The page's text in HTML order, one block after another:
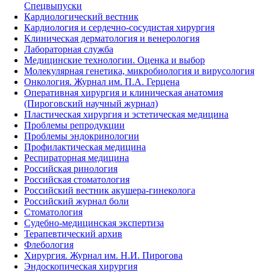
Спецвыпуски
Кардиологический вестник
Кардиология и сердечно-сосудистая хирургия
Клиническая дерматология и венерология
Лабораторная служба
Медицинские технологии. Оценка и выбор
Молекулярная генетика, микробиология и вирусология
Онкология. Журнал им. П.А. Герцена
Оперативная хирургия и клиническая анатомия
(Пироговский научный журнал)
Пластическая хирургия и эстетическая медицина
Проблемы репродукции
Проблемы эндокринологии
Профилактическая медицина
Респираторная медицина
Российская ринология
Российская стоматология
Российский вестник акушера-гинеколога
Российский журнал боли
Стоматология
Судебно-медицинская экспертиза
Терапевтический архив
Флебология
Хирургия. Журнал им. Н.И. Пирогова
Эндоскопическая хирургия